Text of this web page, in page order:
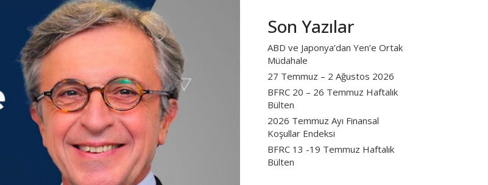
Son Yazılar
ABD ve Japonya’dan Yen’e Ortak
Müdahale
27 Temmuz – 2 Ağustos 2026
BFRC 20 – 26 Temmuz Haftalık
Bülten
2026 Temmuz Ayı Finansal
Koşullar Endeksi
BFRC 13 -19 Temmuz Haftalık
Bülten